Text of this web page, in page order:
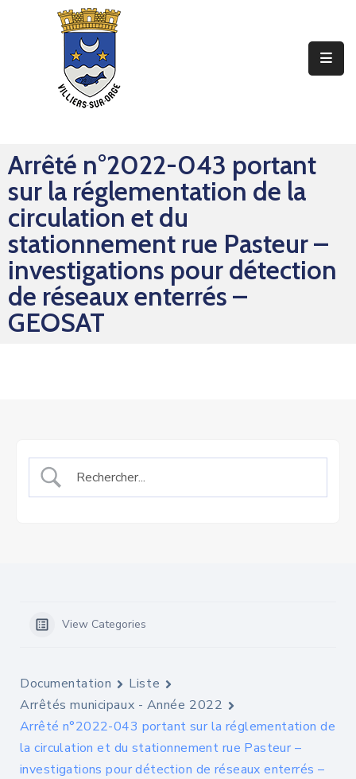
Sorties
Mes
Démarches
Contact
Arrêté n°2022-043 portant
sur la réglementation de la
circulation et du
stationnement rue Pasteur –
investigations pour détection
de réseaux enterrés –
GEOSAT
View Categories
Documentation
Liste
Arrêtés municipaux - Année 2022
Arrêté n°2022-043 portant sur la réglementation de
la circulation et du stationnement rue Pasteur –
investigations pour détection de réseaux enterrés –